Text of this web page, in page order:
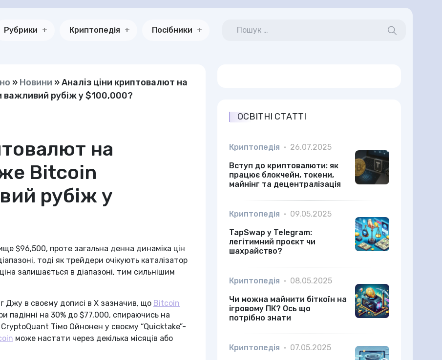
Рубрики Криптопедія Посібники
» Новини »Аналіз ціни криптовалют на
важливий рубіж у $100,000?
на
Bitcoin
рубіж у
$96,500, проте загальна денна динаміка цін
тоді як трейдери очікують каталізатор
залишається в діапазоні, тим сильнішим
Джу в своєму дописі в X зазначив, що Bitcoin
падінні на 30% до $77,000, спираючись на
CryptoQuant Тімо Ойнонен у своєму “Quicktake”-
може настати через декілька місяців або
ОСВІТНІ СТАТТІ
Криптопедія • 26.07.2025
Вступ до криптовалюти: як
працює блокчейн, токени,
майнінг та децентралізація
Криптопедія • 09.05.2025
TapSwap у Telegram:
легітимний проєкт чи
шахрайство?
Криптопедія • 08.05.2025
Чи можна майнити біткоїн на
ігровому ПК? Ось що
потрібно знати
Криптопедія • 07.05.2025